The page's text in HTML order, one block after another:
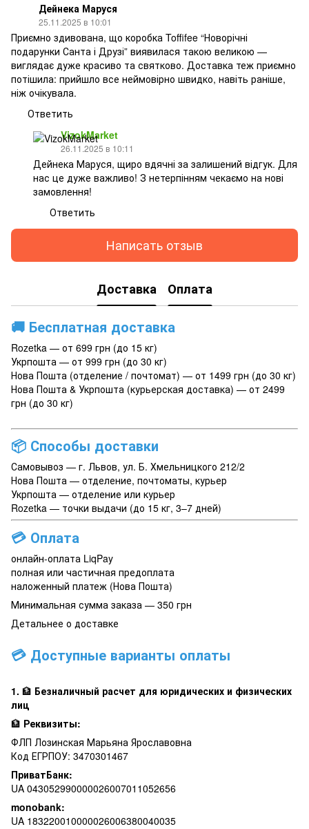
Дейнека Маруся
25.11.2025 в 10:01
Приємно здивована, що коробка Toffifee “Новорічні
подарунки Санта і Друзі” виявилася такою великою —
виглядає дуже красиво та святково. Доставка теж приємно
потішила: прийшло все неймовірно швидко, навіть раніше,
ніж очікувала.
Ответить
VizokMarket
26.11.2025 в 10:11
Дейнека Маруся, щиро вдячні за залишений відгук. Для
нас це дуже важливо! З нетерпінням чекаємо на нові
замовлення!
Ответить
Написать отзыв
Доставка Оплата
🚚 Бесплатная доставка
Rozetka — от 699 грн (до 15 кг)
Укрпошта — от 999 грн (до 30 кг)
Нова Пошта (отделение / почтомат) — от 1499 грн (до 30 кг)
Нова Пошта & Укрпошта (курьерская доставка) — от 2499
грн (до 30 кг)
📦 Способы доставки
Самовывоз — г. Львов, ул. Б. Хмельницкого 212/2
Нова Пошта — отделение, почтоматы, курьер
Укрпошта — отделение или курьер
Rozetka — точки выдачи (до 15 кг, 3–7 дней)
💳 Оплата
онлайн-оплата LiqPay
полная или частичная предоплата
наложенный платеж (Нова Пошта)
Минимальная сумма заказа — 350 грн
Детальнее о доставке
💳 Доступные варианты оплаты
1. 🏦 Безналичный расчет для юридических и физических
лиц
🏦 Реквизиты:
ФЛП Лозинская Марьяна Ярославовна
Код ЕГРПОУ: 3470301467
ПриватБанк:
UA 043052990000026007011052656
monobank:
UA 183220010000026006380040035